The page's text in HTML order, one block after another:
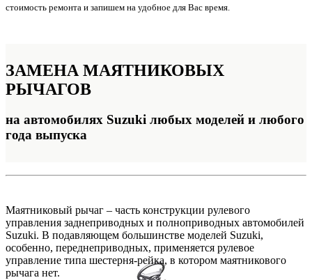
стоимость ремонта и запишем на удобное для Вас время.
ЗАМЕНА МАЯТНИКОВЫХ
РЫЧАГОВ
на автомобилях Suzuki любых моделей и любого
года выпуска
Маятниковый рычаг – часть конструкции рулевого
управления заднеприводных и полноприводных автомобилей
Suzuki. В подавляющем большинстве моделей Suzuki,
особенно, переднеприводных, применяется рулевое
управление типа шестерня-рейка, в котором маятникового
рычага нет.